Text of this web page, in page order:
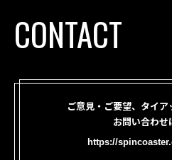
CONTACT
ご意見・ご要望、タイ
お問い合わせ
https://